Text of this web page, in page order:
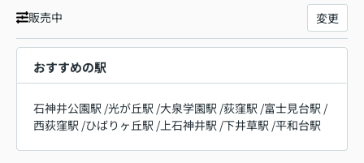
販売中 変更
おすすめの駅
石神井公園駅 /光が丘駅 /大泉学園駅 /荻窪駅 /富士見台駅 /
西荻窪駅 /ひばりヶ丘駅 / 上石神井駅 /下井草駅 /平和台駅